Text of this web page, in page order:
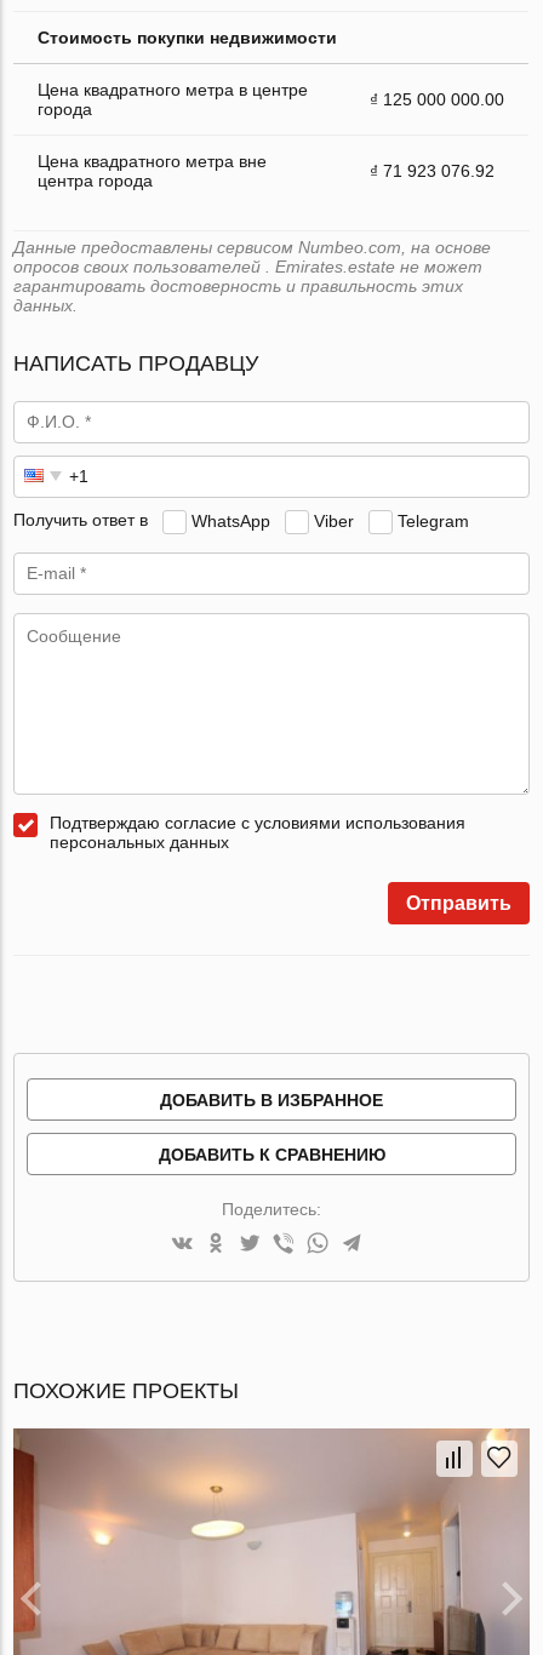
Стоимость покупки недвижимости
Цена квадратного метра в центре
города
₫ 125 000 000.00
Цена квадратного метра вне
центра города
₫ 71 923 076.92
Данные предоставлены сервисом Numbeo.com, на основе
опросов своих пользователей . Emirates.estate не может
гарантировать достоверность и правильность этих
данных.
НАПИСАТЬ ПРОДАВЦУ
Получить ответ в WhatsApp Viber Telegram
Подтверждаю согласие с условиями использования
персональных данных
Отправить
ДОБАВИТЬ В ИЗБРАННОЕ
ДОБАВИТЬ К СРАВНЕНИЮ
Поделитесь:
ПОХОЖИЕ ПРОЕКТЫ